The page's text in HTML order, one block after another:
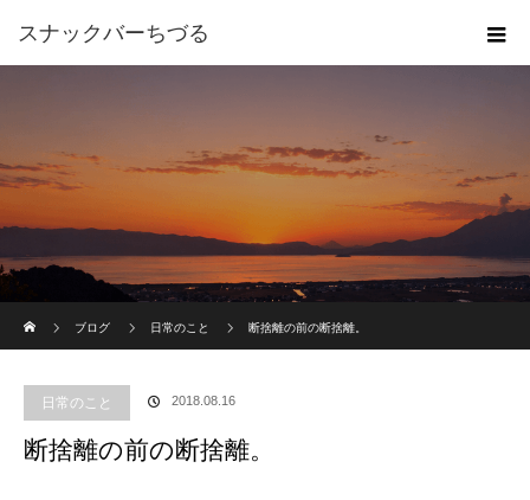
スナックバーちづる
ブログ
日常のこと 断捨離の前の断捨離。
日常のこと 2018.08.16
断捨離の前の断捨離。